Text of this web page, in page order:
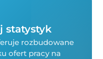
statystyk
rozbudowane
ofert pracy na